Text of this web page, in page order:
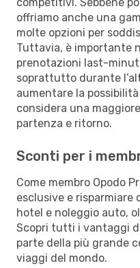
offriamo anche una
molte opzioni per
Tuttavia, è importante
prenotazioni last-
soprattutto durante
aumentare la
considera una
partenza e ritorno.
Sconti per i
Come membro Opodo
esclusive e risparmiare
hotel e noleggio auto,
Scopri tutti i vantaggi
parte della più grande
viaggi del mondo.